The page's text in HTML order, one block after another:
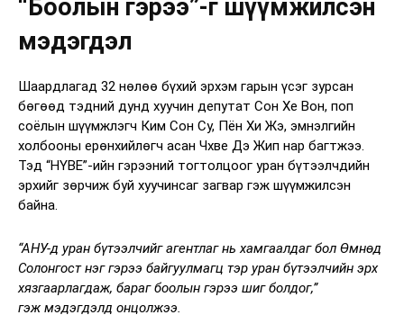
“Боолын гэрээ”-г шүүмжилсэн
мэдэгдэл
Шаардлагад 32 нөлөө бүхий эрхэм гарын үсэг зурсан
бөгөөд тэдний дунд хуучин депутат Сон Хе Вон, поп
соёлын шүүмжлэгч Ким Сон Су, Пён Хи Жэ, эмнэлгийн
холбооны ерөнхийлөгч асан Чхве Дэ Жип нар багтжээ.
Тэд “HYBE”-ийн гэрээний тогтолцоог уран бүтээлчдийн
эрхийг зөрчиж буй хуучинсаг загвар гэж шүүмжилсэн
байна.
“АНУ-д уран бүтээлчийг агентлаг нь хамгаалдаг бол Өмнөд
Солонгост нэг гэрээ байгуулмагц тэр уран бүтээлчийн эрх
хязгаарлагдаж, бараг боолын гэрээ шиг болдог,”
гэж мэдэгдэлд онцолжээ.